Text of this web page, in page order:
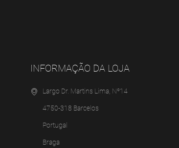
INFORMAÇÃO DA LOJA
Largo Dr. Martins Lima, Nº14
4750-318 Barcelos
Portugal
Braga